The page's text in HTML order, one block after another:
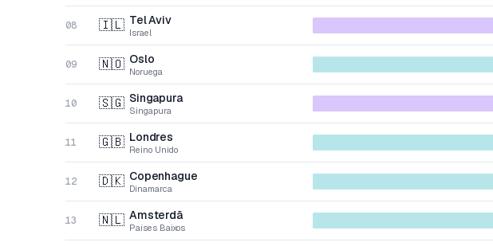
08 🇮🇱 Tel Aviv
Israel
09 🇳🇴 Oslo
Noruega
10 🇸🇬 Singapura
Singapura
11 🇬🇧 Londres
Reino Unido
12 🇩🇰 Copenhague
Dinamarca
13 🇳🇱 Amsterdã
Países Baixos